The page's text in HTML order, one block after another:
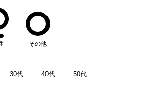
その他
30代 40代 50代